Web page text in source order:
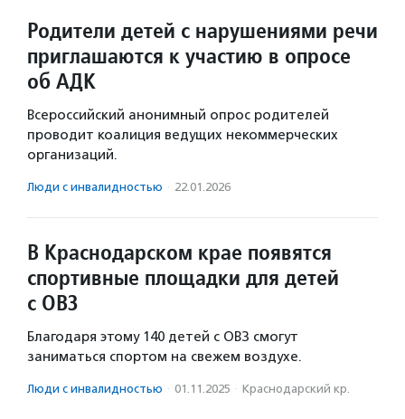
Родители детей с нарушениями речи
приглашаются к участию в опросе
об АДК
Всероссийский анонимный опрос родителей
проводит коалиция ведущих некоммерческих
организаций.
Люди с инвалидностью · 22.01.2026
В Краснодарском крае появятся
спортивные площадки для детей
с ОВЗ
Благодаря этому 140 детей с ОВЗ смогут
заниматься спортом на свежем воздухе.
Люди с инвалидностью · 01.11.2025 · Краснодарский кр.